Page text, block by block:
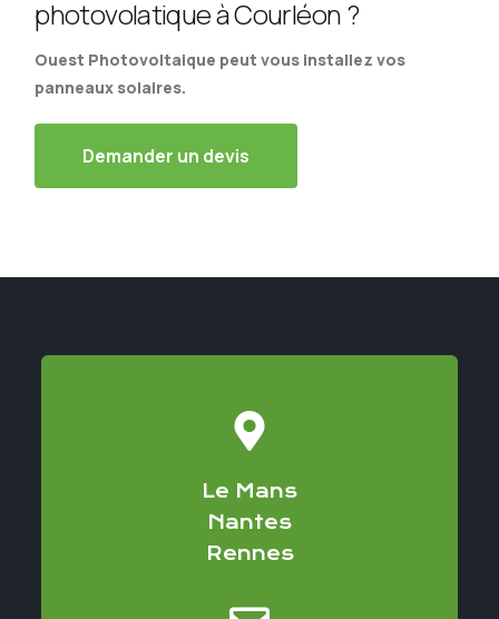
photovolatique à Courléon ?
Ouest Photovoltaique peut vous installez vos
panneaux solaires.
Demander un devis
Le Mans
Nantes
Rennes